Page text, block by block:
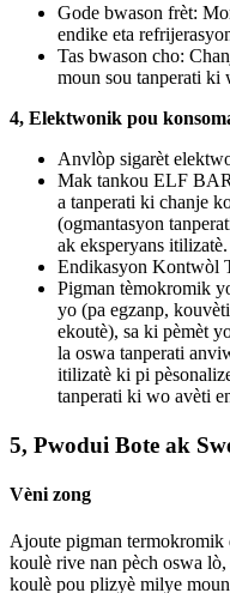
Gode bwason frèt:
endike eta
Tas bwason cho:
moun sou tanperati ki
4, Elektwonik pou
Anvlòp sigarèt
Mak tankou ELF
a tanperati ki chanje
(ogmantasyon
ak eksperyans itilizatè.
Endikasyon Kontwòl
Pigman tèmokromik
yo (pa egzanp,
ekoutè), sa ki pèmèt
la oswa tanperati
itilizatè ki pi
tanperati ki wo avèti
5, Pwodui Bote ak
Vèni zong
Ajoute pigman termokromik
koulè rive nan pèch oswa
koulè pou plizyè milye